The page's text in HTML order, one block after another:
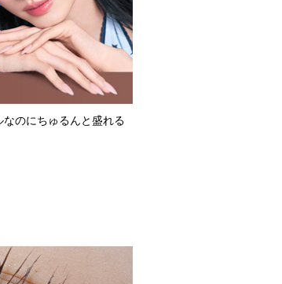
リッシュブラウン
細をCHECK
のにちゅるんと盛れる